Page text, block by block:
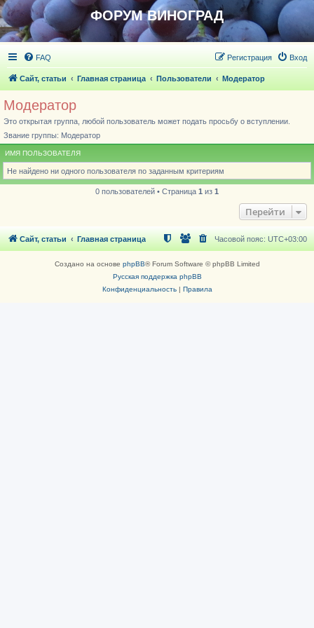
ФОРУМ ВИНОГРАД
FAQ Вход
Регистрация
Сайт, статьи Главная страница Пользователи Модератор
Модератор
Это открытая группа, любой пользователь может подать просьбу о вступлении.
Звание группы: Модератор
ИМЯ ПОЛЬЗОВАТЕЛЯ
Не найдено ни одного пользователя по заданным критериям
0 пользователей • Страница 1 из 1
Перейти
Сайт, статьи Главная страница Часовой пояс: UTC+03:00
Создано на основе phpBB® Forum Software © phpBB Limited
Русская поддержка phpBB
Конфиденциальность| Правила